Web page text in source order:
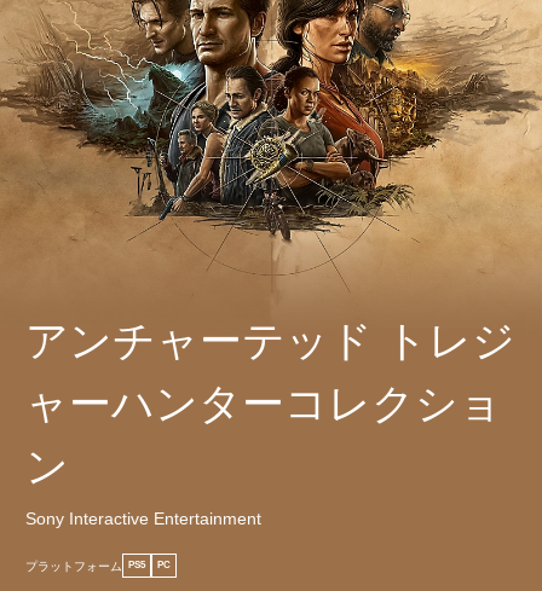
アンチャーテッド トレジ
ャーハンターコレクショ
ン
Sony Interactive Entertainment
プラットフォーム PS5 PC